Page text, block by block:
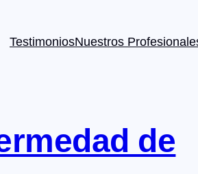
TestimoniosNuestros
de